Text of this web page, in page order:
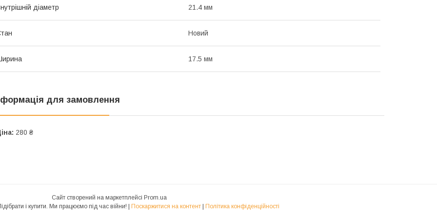
діаметр 21.4 мм
Новий
17.5 мм
для замовлення
280 ₴
Сайт створений на маркетплейсі Prom.ua
Підшипники JoTarej. Підібрати і купити. Ми працюємо під час війни! | Поскаржитися на контент | Політика конфіденційності